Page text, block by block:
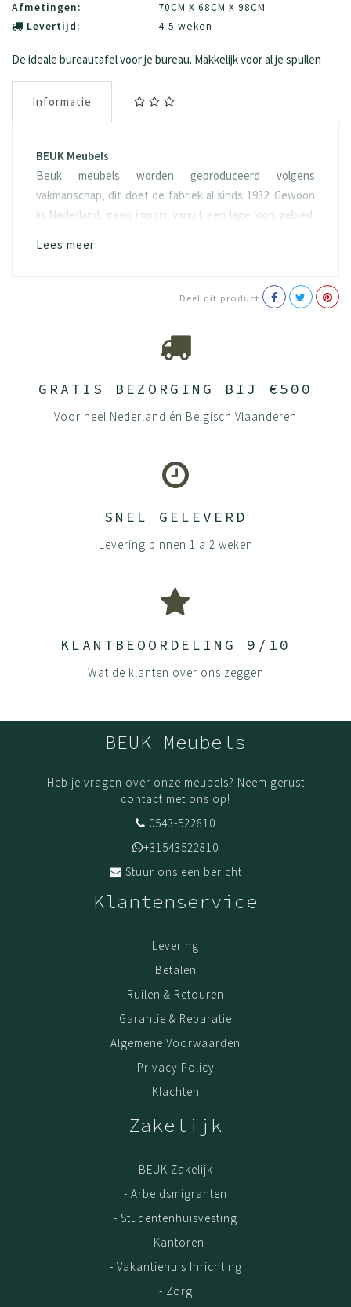
Afmetingen:
70CM X 68CM X 98CM
Levertijd:
4-5 weken
De ideale bureautafel voor je bureau. Makkelijk voor al je spullen
Informatie
BEUK Meubels
Beuk meubels worden geproduceerd volgens
vakmanschap, dit doet de fabriek al sinds 1932. Gewoon
in Nederland, geen import vanuit een lage loon gebied.
100% van het hout te gebruiken.
Wat kan jij doen om je product zo goed mogelijk te
houden? Houten meubels vragen om aandacht en goede
het behoud van je meubels. We staan immers voor
Al onze panelen bestaan uit spaanplaten gemaakt van
en fijne spaantjes in de toplaag ontstaat er een rustig en
strak oppervlak. De deeltjes worden onder hoge druk aan
steeds verder wordt samengeperst. De platen worden
afgewerkt met hoge kwaliteit melamine waardoor
hittebestendig en kleurecht. UV straling zal de kleur van
Houd je product goed schoon door het af te nemen met
een mild schoonmaakmiddel en een droge doek.
(De)monteer jouw meubels volgens onze handleidingen.
kwaliteit behoudt. Fijn wanneer je het opnieuw in elkaar
zet en gaat gebruiken.
jouw meubel op voorraad is.
Voor een meerprijs zorgen onze monteurs ervoor dat
dat we op een later tijdstip langskomen wanneer het
Kwaliteit is belangrijk. Haal jouw meubel gerust uit elkaar,
gebruik van extra stevig spaanplaat en volledige
meubel verhuizen; de kwaliteit blijft. De garantie op Beuk
Meubels is 3 (drie) jaar. Geldig vanaf het moment van
aankoop online. Als bewijs van aankoop is de
Lees meer
Deel dit product
GRATIS BEZORGING BIJ €500
Voor heel Nederland én Belgisch Vlaanderen
SNEL GELEVERD
Levering binnen 1 a 2 weken
KLANTBEOORDELING 9/10
Wat de klanten over ons zeggen
BEUK Meubels
Heb je vragen over onze meubels? Neem gerust
contact met ons op!
0543-522810
+31543522810
Stuur ons een bericht
Klantenservice
Levering
Betalen
Ruilen & Retouren
Garantie & Reparatie
Algemene Voorwaarden
Privacy Policy
Klachten
Zakelijk
BEUK Zakelijk
- Arbeidsmigranten
- Studentenhuisvesting
- Kantoren
- Vakantiehuis Inrichting
- Zorg